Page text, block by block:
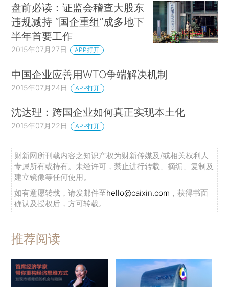
盘前必读：证监会稽查大股东
违规减持 “国企重组”成多地下
半年首要工作
2015年07月27日 APP打开
中国企业应善用WTO争端解决机制
2015年07月24日 APP打开
沈达理：跨国企业如何真正实现本土化
2015年07月22日 APP打开
财新网所刊载内容之知识产权为财新传媒及/或相关权利人
专属所有或持有。未经许可，禁止进行转载、摘编、复制及
建立镜像等任何使用。
如有意愿转载，请发邮件至hello@caixin.com ，获得书面
确认及授权后，方可转载。
推荐阅读